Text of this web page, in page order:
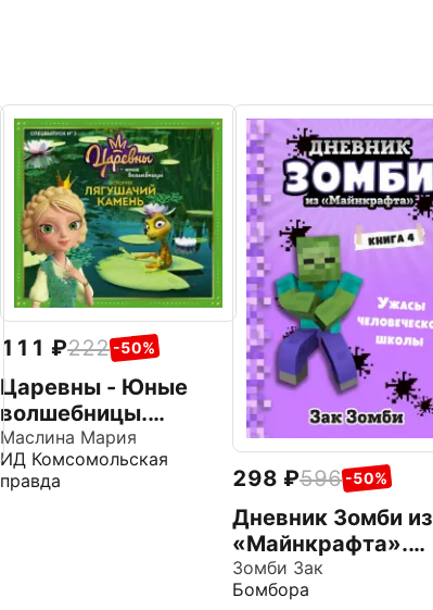
111 222 -50%
Царевны - Юные
волшебницы.
Спецвыпуск №3,
июль - сентябрь
2021. История.
Маслина Мария
ИД Комсомольская
правда
298 596 -50%
Дневник Зомби из
«Майнкрафта».
Книга 4. Ужасы
человеческой
Зомби Зак
Бомбора